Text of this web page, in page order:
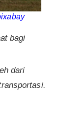
bagi
dari